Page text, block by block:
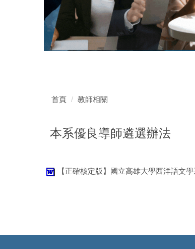
首頁 教師相關
本系優良導師遴選辦法
【正確核定版】國立高雄大學西洋語文